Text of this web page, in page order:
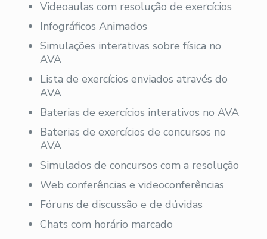
Videoaulas com resolução de exercícios
Infográficos Animados
Simulações interativas sobre física no
AVA
Lista de exercícios enviados através do
AVA
Baterias de exercícios interativos no AVA
Baterias de exercícios de concursos no
AVA
Simulados de concursos com a resolução
Web conferências e videoconferências
Fóruns de discussão e de dúvidas
Chats com horário marcado